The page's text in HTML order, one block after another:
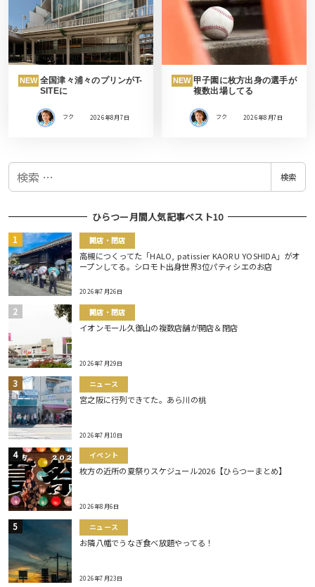
NEW 全国津々浦々のプリンがT-
SITEに
フク 2026年8月7日
NEW 甲子園に枚方出身の選手が
複数出場してる
フク 2026年8月7日
検
検索
ひらつー月間人気記事ベスト10
開店・閉店
高槻につくってた「HALO, patissier KAORU YOSHIDA」がオ
ープンしてる。シロモト出身世界3位パティシエのお店
2026年7月26日
開店・閉店
イオンモール久御山の複数店舗が開店＆閉店
2026年7月29日
ニュース
宮之阪に行列できてた。あら川の桃
2026年7月10日
イベント
枚方の近所の夏祭りスケジュール2026【ひらつーまとめ】
2026年8月6日
ニュース
お隣八幡でうなぎ食べ放題やってる！
2026年7月23日